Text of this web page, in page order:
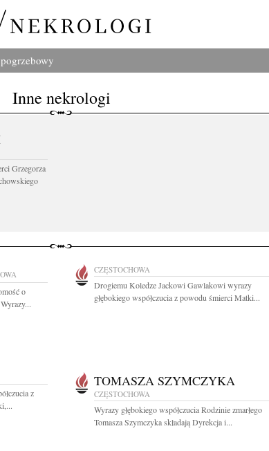
Inne nekrologi
Grzegorza
o
CZĘSTOCHOWA
Drogiemu Koledze Jackowi Gawlakowi wyrazy
głębokiego współczucia z powodu śmierci Matki...
z
TOMASZA SZYMCZYKA
CZĘSTOCHOWA
Wyrazy głębokiego współczucia Rodzinie zmarłego
Tomasza Szymczyka składają Dyrekcja i...